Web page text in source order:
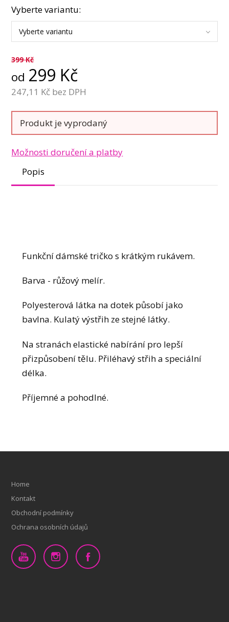
Vyberte variantu:
Vyberte variantu
399Kč
od 299 Kč
247,11 Kč bez DPH
Produkt je vyprodaný
Možnosti doručení a platby
Popis
Funkční dámské tričko s krátkým rukávem.
Barva - růžový melír.
Polyesterová látka na dotek působí jako
bavlna. Kulatý výstřih ze stejné látky.
Na stranách elastické nabírání pro lepší
přizpůsobení tělu. Přiléhavý střih a speciální
délka.
Příjemné a pohodlné.
Home
Kontakt
Obchodní podmínky
Ochrana osobních údajů